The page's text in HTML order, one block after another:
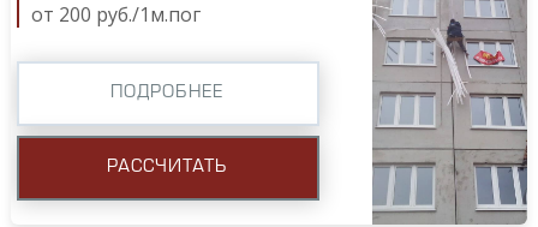
от 200 руб./1м.пог
ПОДРОБНЕЕ
РАССЧИТАТЬ